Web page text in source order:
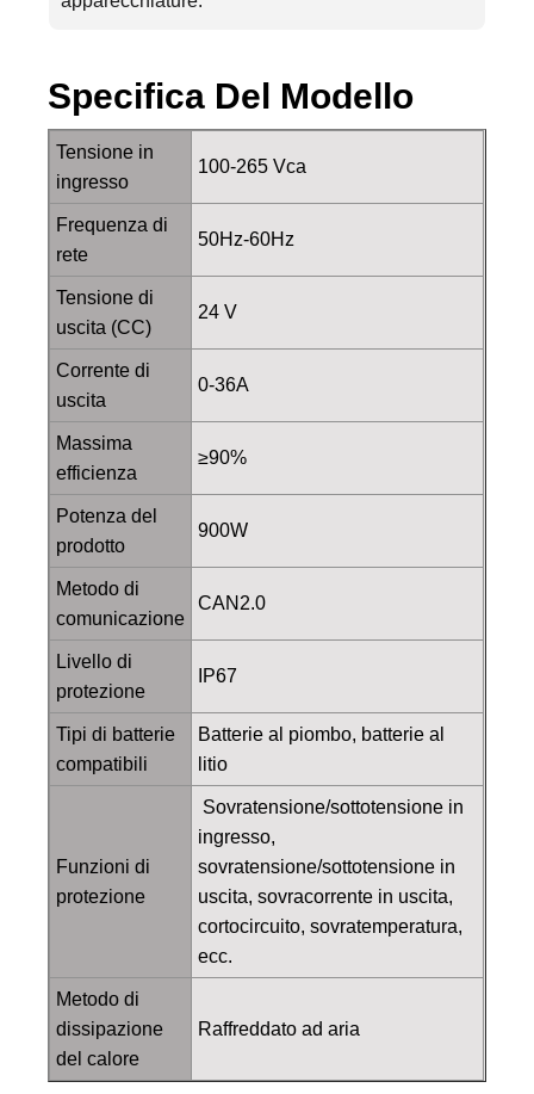
Specifica Del Modello
Tensione in
ingresso
100-265 Vca
Frequenza di
rete
50Hz-60Hz
Tensione di
uscita (CC)
24 V
Corrente di
uscita
0-36A
Massima
efficienza
≥90%
Potenza del
prodotto
900W
Metodo di
comunicazione
CAN2.0
Livello di
protezione
IP67
Tipi di batterie
compatibili
Batterie al piombo, batterie al
litio
Funzioni di
protezione
Sovratensione/sottotensione in
ingresso,
sovratensione/sottotensione in
uscita, sovracorrente in uscita,
cortocircuito, sovratemperatura,
ecc.
Metodo di
dissipazione
del calore
Raffreddato ad aria